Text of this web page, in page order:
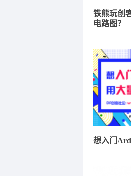
铁熊玩创
电路图？
想入门